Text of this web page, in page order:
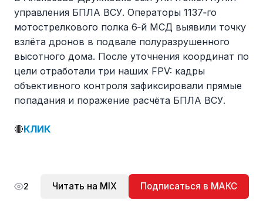
управления БПЛА ВСУ. Операторы 1137‑го
мотострелкового полка 6‑й МСД выявили точку
взлёта дронов в подвале полуразрушенного
высотного дома. После уточнения координат по
цели отработали три наших FPV: кадры
объективного контроля зафиксировали прямые
попадания и поражение расчёта БПЛА ВСУ.
🔴КЛИК
2 Читать на MIX Подписаться в МАКС